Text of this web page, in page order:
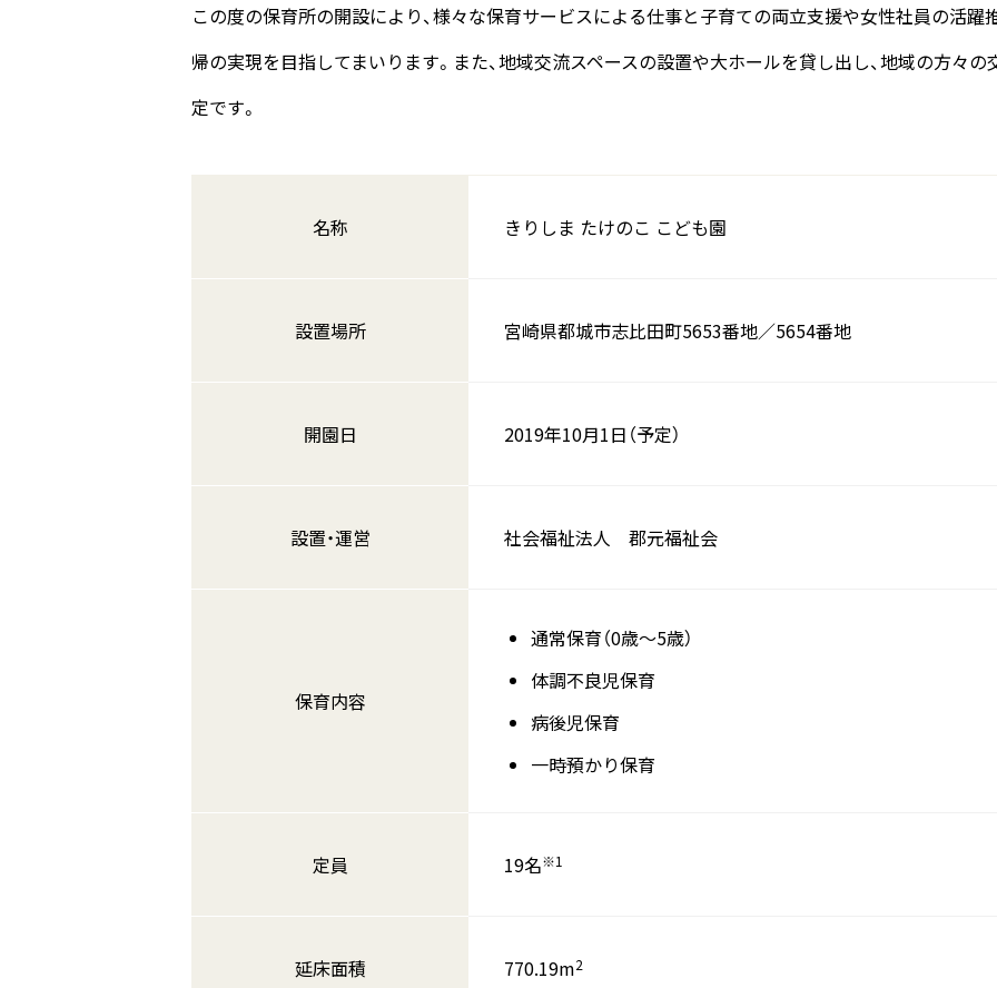
この度の保育所の開設により、様々な保育サービスによる仕事と子育ての両立支援や女性社員の活躍
帰の実現を目指してまいります。また、地域交流スペースの設置や大ホールを貸し出し、地域の方々
定です。
名称 きりしま たけのこ こども園
設置場所 宮崎県都城市志比田町5653番地／5654番地
開園日 2019年10月1日（予定）
設置・運営 社会福祉法人 郡元福祉会
保育内容
通常保育（0歳～5歳）
体調不良児保育
病後児保育
一時預かり保育
定員 19名※1
延床面積 770.19m2